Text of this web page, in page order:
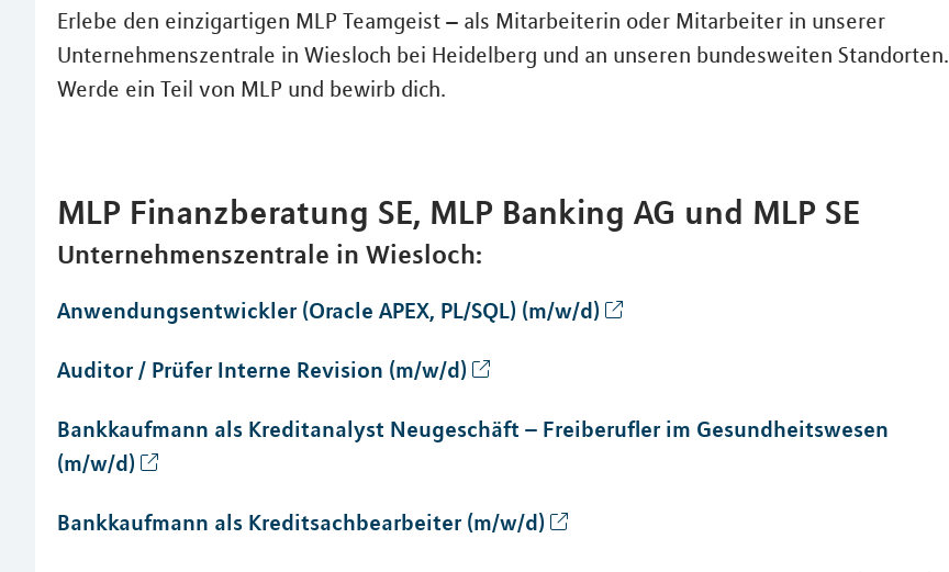
Erlebe den einzigartigen MLP Teamgeist – als Mitarbeiterin oder Mitarbeiter in unserer
Unternehmenszentrale in Wiesloch bei Heidelberg und an unseren bundesweiten Standorten.
Werde ein Teil von MLP und bewirb dich.
MLP Finanzberatung SE, MLP Banking AG und MLP SE
Unternehmenszentrale in Wiesloch:
Anwendungsentwickler (Oracle APEX, PL/SQL) (m/w/d)
Auditor / Prüfer Interne Revision (m/w/d)
Bankkaufmann als Kreditanalyst Neugeschäft – Freiberufler im Gesundheitswesen
(m/w/d)
Bankkaufmann als Kreditsachbearbeiter (m/w/d)